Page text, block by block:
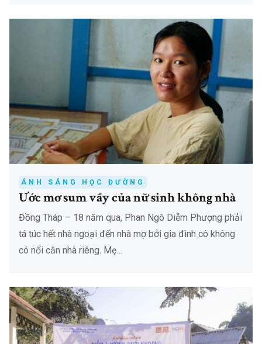
ÁNH SÁNG HỌC ĐƯỜNG
Ước mơ sum vầy của nữ sinh không nhà
Đồng Tháp – 18 năm qua, Phan Ngô Diễm Phượng phải
tá túc hết nhà ngoại đến nhà mợ bởi gia đình cô không
có nổi căn nhà riêng. Mẹ…